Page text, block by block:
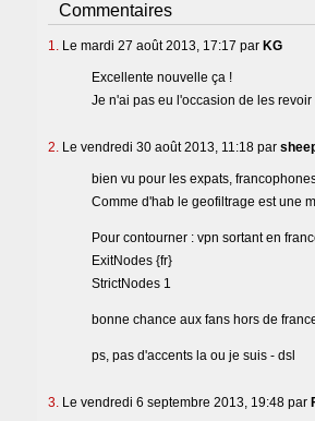
Commentaires
1. Le mardi 27 août 2013, 17:17 par KG
Excellente nouvelle ça !
Je n'ai pas eu l'occasion de les
2. Le vendredi 30 août 2013, 11:18 par
bien vu pour les expats,
Comme d'hab le geofiltrage est une
Pour contourner : vpn sortant en
ExitNodes {fr}
StrictNodes 1
bonne chance aux fans hors de
ps, pas d'accents la ou je suis - dsl
3. Le vendredi 6 septembre 2013, 19:48 par